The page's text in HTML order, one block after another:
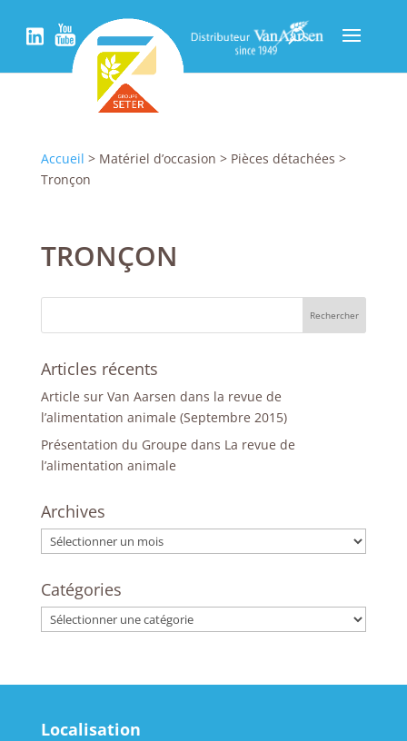
Accueil > Matériel d’occasion > Pièces détachées >
Tronçon
TRONÇON
Articles récents
Article sur Van Aarsen dans la revue de
l’alimentation animale (Septembre 2015)
Présentation du Groupe dans La revue de
l’alimentation animale
Archives
Archives
Catégories
Catégories
Localisation